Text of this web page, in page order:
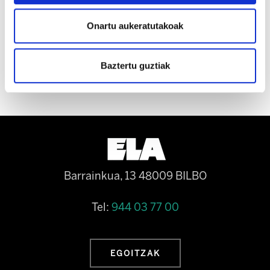
Onartu aukeratutakoak
Baztertu guztiak
bidez langileen pobretzea dute helburu.
Barrainkua, 13 48009 BILBO
Tel: 944 03 77 00
EGOITZAK